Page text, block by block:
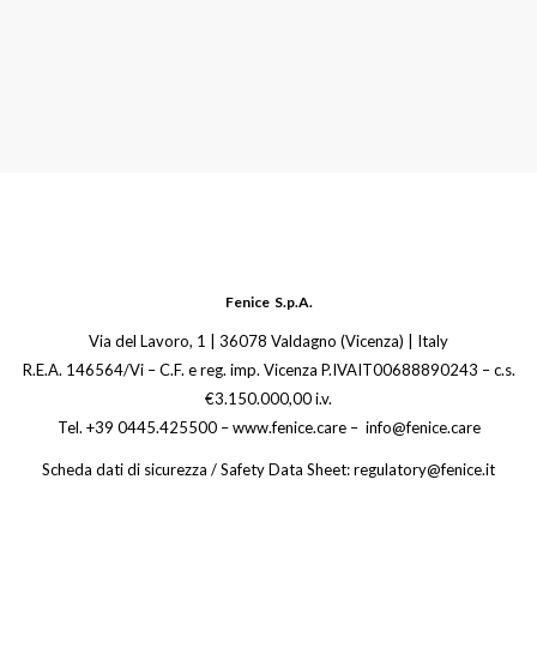
Fenice S.p.A.
Via del Lavoro, 1 | 36078 Valdagno (Vicenza) | Italy
R.E.A. 146564/Vi – C.F. e reg. imp. Vicenza P.IVAIT00688890243 – c.s.
€3.150.000,00 i.v.
Tel. +39 0445.425500 – www.fenice.care – info@fenice.care
Scheda dati di sicurezza / Safety Data Sheet: regulatory@fenice.it